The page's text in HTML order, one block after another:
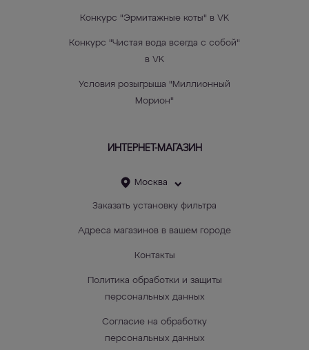
Конкурс "Эрмитажные коты" в VK
Конкурс "Чистая вода всегда с собой"
в VK
Условия розыгрыша "Миллионный
Морион"
ИНТЕРНЕТ-МАГАЗИН
Москва
Заказать установку фильтра
Адреса магазинов в вашем городе
Контакты
Политика обработки и защиты
персональных данных
Согласие на обработку
персональных данных